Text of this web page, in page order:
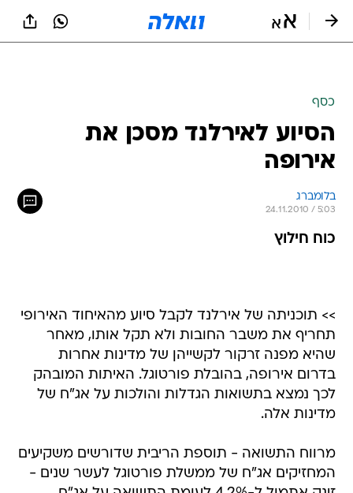
כסף
הסיוע לאירלנד מסכן את
אירופה
בלומברג
24.11.2010 / 5:03
כוח חילוץ
>> תוכניתה של אירלנד לקבל סיוע מהאיחוד האירופי
תחריף את משבר החובות ולא תקל אותו, מאחר
שהיא מפנה זרקור לקשייהן של מדינות אחרות
בדרום אירופה, בהובלת פורטוגל. האיתות המובהק
לכך נמצא בתשואות הגדלות והולכות על אג"ח של
מדינות אלה.
מרווח התשואה - תוספת הריבית שדורשים משקיעים
המחזיקים אג"ח של ממשלת פורטוגל לעשר שנים -